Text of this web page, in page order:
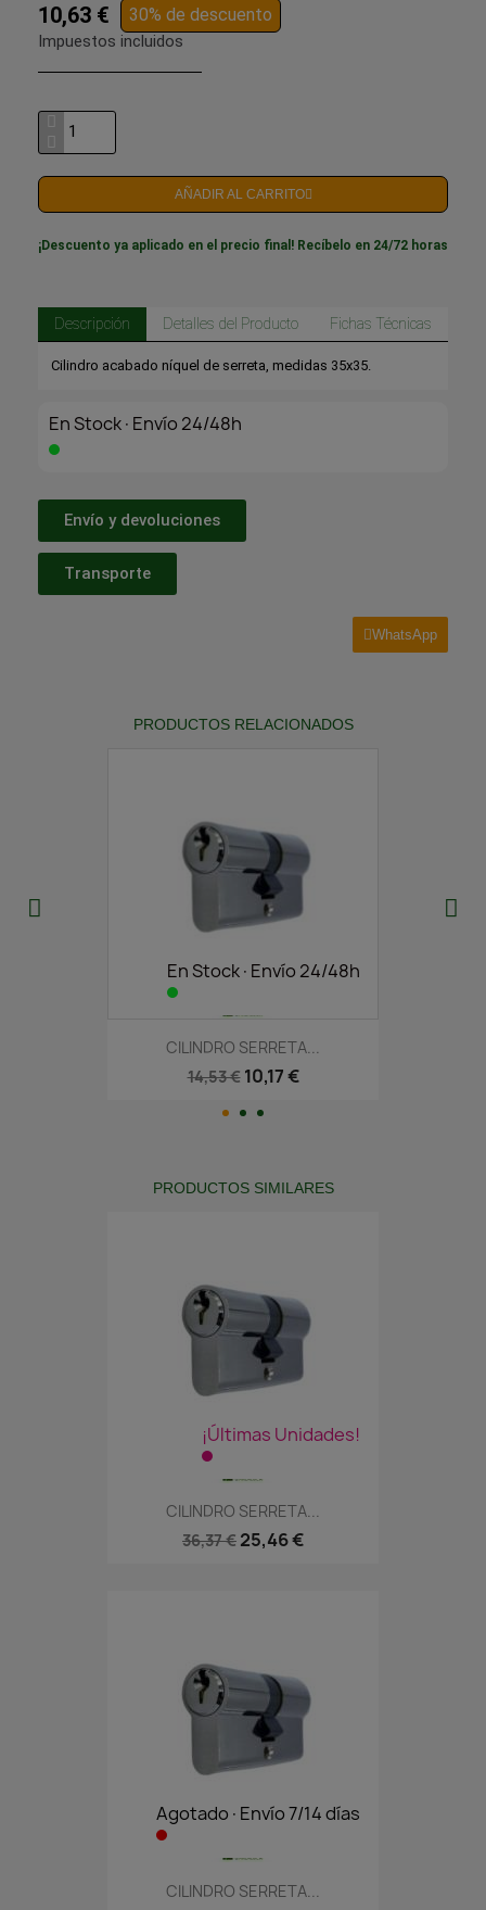
10,63 € 30% de descuento
Impuestos incluidos
AÑADIR AL CARRITO
¡Descuento ya aplicado en el precio final! Recíbelo en 24/72 horas
Descripción Detalles del Producto Fichas Técnicas
Cilindro acabado níquel de serreta, medidas 35x35.
En Stock·Envío 24/48h
Envío y devoluciones
Transporte
WhatsApp
PRODUCTOS RELACIONADOS
En Stock·Envío 24/48h
CILINDRO SERRETA...
14,53 € 10,17 €
PRODUCTOS SIMILARES
¡Últimas Unidades!
CILINDRO SERRETA...
36,37 € 25,46 €
Agotado·Envío 7/14 días
CILINDRO SERRETA...